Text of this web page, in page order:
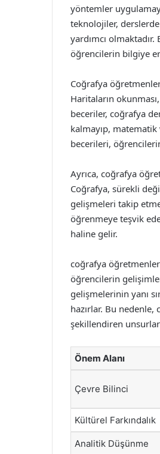
yöntemler
teknolojiler,
yardımcı
öğrencilerin bilgiye
Coğrafya
Haritaların
beceriler, coğrafya
kalmayıp,
becerileri,
Ayrıca, coğrafya
Coğrafya, sürekli
gelişmeleri takip
öğrenmeye teşvik
haline gelir.
coğrafya
öğrencilerin
gelişmelerinin yanı
hazırlar. Bu
şekillendiren unsurlar
Önem Alanı
Çevre Bilinci
Kültürel Farkındalık
Analitik Düşünme